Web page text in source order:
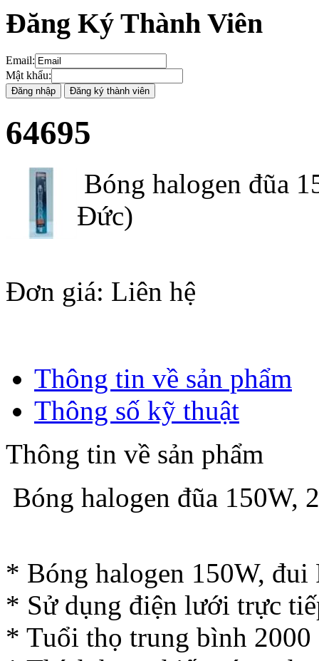
Đăng Ký Thành Viên
Email:
Mật khẩu:
64695
Bóng halogen đũa
Đức)
Đơn giá: Liên hệ
Thông tin về sản phẩm
Thông số kỹ thuật
Thông tin về sản phẩm
Bóng halogen đũa 150W,
* Bóng halogen 150W, đui
* Sử dụng điện lưới trực
* Tuổi thọ trung bình 2000